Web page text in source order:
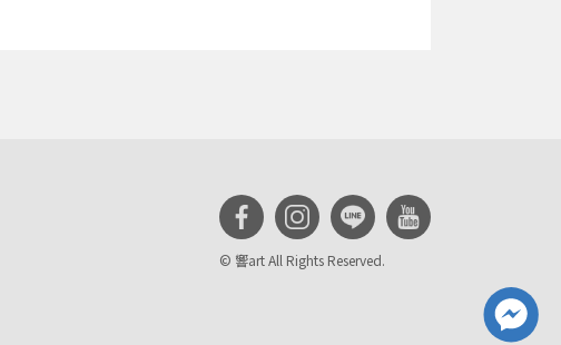
© 響art All Rights Reserved.